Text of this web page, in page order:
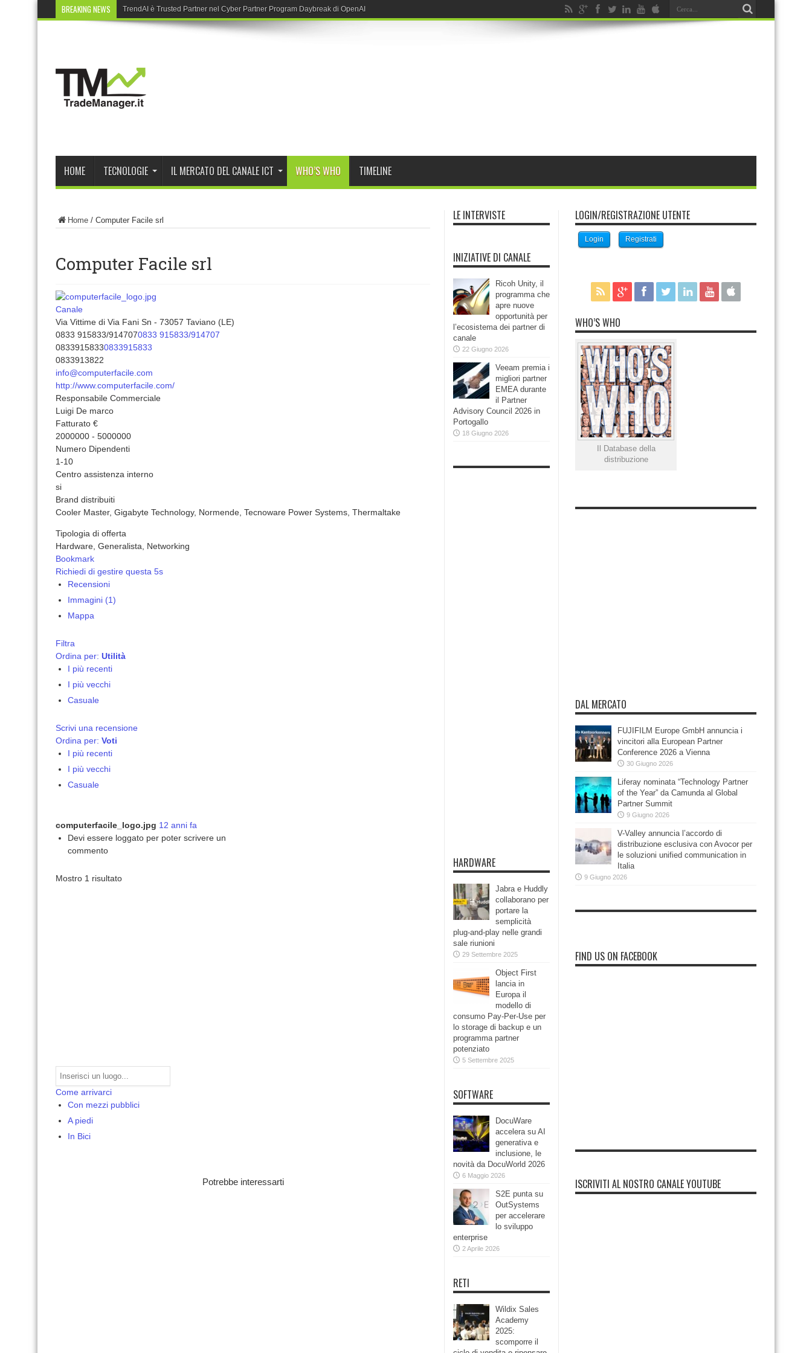
BREAKING NEWS TrendAI è Trusted Partner nel Cyber Partner Program Daybreak di OpenAI
HOME TECNOLOGIE IL MERCATO DEL CANALE ICT WHO’S WHO TIMELINE
Home / Computer Facile srl
Computer Facile srl
Canale
Via Vittime di Via Fani Sn - 73057 Taviano (LE)
0833 915833/9147070833 915833/914707
08339158330833915833
0833913822
info@computerfacile.com
http://www.computerfacile.com/
Responsabile Commerciale
Luigi De marco
Fatturato €
2000000 - 5000000
Numero Dipendenti
1-10
Centro assistenza interno
si
Brand distribuiti
Cooler Master, Gigabyte Technology, Normende, Tecnoware Power Systems, Thermaltake
Tipologia di offerta
Hardware, Generalista, Networking
Bookmark
Richiedi di gestire questa 5s
Recensioni
Immagini (1)
Mappa
Filtra
Ordina per: Utilità
I più recenti
I più vecchi
Casuale
Scrivi una recensione
Ordina per: Voti
I più recenti
I più vecchi
Casuale
computerfacile_logo.jpg 12 anni fa
Devi essere loggato per poter scrivere un
commento
Mostro 1 risultato
Come arrivarci
Con mezzi pubblici
A piedi
In Bici
Potrebbe interessarti
LE INTERVISTE
INIZIATIVE DI CANALE
Ricoh Unity, il
programma che
apre nuove
opportunità per
l’ecosistema dei partner di
canale
22 Giugno 2026
Veeam premia i
migliori partner
EMEA durante
il Partner
Advisory Council 2026 in
Portogallo
18 Giugno 2026
HARDWARE
Jabra e Huddly
collaborano per
portare la
semplicità
plug-and-play nelle grandi
sale riunioni
29 Settembre 2025
Object First
lancia in
Europa il
modello di
consumo Pay-Per-Use per
lo storage di backup e un
programma partner
potenziato
5 Settembre 2025
SOFTWARE
DocuWare
accelera su AI
generativa e
inclusione, le
novità da DocuWorld 2026
6 Maggio 2026
S2E punta su
OutSystems
per accelerare
lo sviluppo
enterprise
2 Aprile 2026
RETI
Wildix Sales
Academy
2025:
scomporre il
LOGIN/REGISTRAZIONE UTENTE
Login Registrati
WHO’S WHO
Il Database della
distribuzione
DAL MERCATO
FUJIFILM Europe GmbH annuncia i
vincitori alla European Partner
Conference 2026 a Vienna
30 Giugno 2026
Liferay nominata “Technology Partner
of the Year” da Camunda al Global
Partner Summit
9 Giugno 2026
V-Valley annuncia l’accordo di
distribuzione esclusiva con Avocor per
le soluzioni unified communication in
Italia
9 Giugno 2026
FIND US ON FACEBOOK
ISCRIVITI AL NOSTRO CANALE YOUTUBE